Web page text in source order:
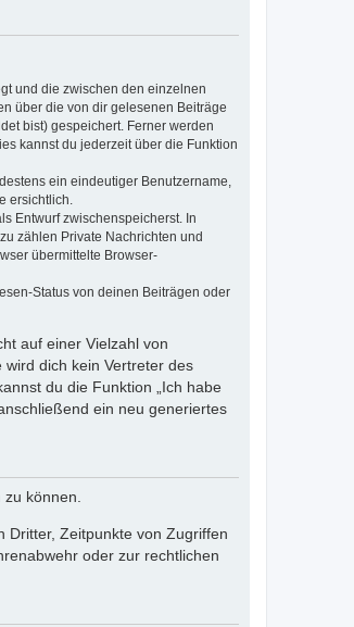
und die zwischen den einzelnen
über die von dir gelesenen Beiträge
bist) gespeichert. Ferner werden
kannst du jederzeit über die Funktion
ein eindeutiger Benutzername,
ersichtlich.
Entwurf zwischenspeicherst. In
zählen Private Nachrichten und
übermittelte Browser-
Status von deinen Beiträgen oder
auf einer Vielzahl von
dich kein Vertreter des
du die Funktion „Ich habe
ein neu generiertes
können.
Dritter, Zeitpunkte von Zugriffen
oder zur rechtlichen